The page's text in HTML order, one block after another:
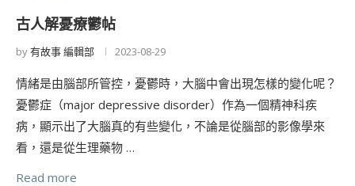
古人解憂療鬱帖
by有故事 編輯部 2023-08-29
情緒是由腦部所管控，憂鬱時，大腦中會出現怎樣的變化呢？
憂鬱症（major depressive disorder）作為一個精神科疾
病，顯示出了大腦真的有些變化，不論是從腦部的影像學來
看，還是從生理藥物 …
Read more